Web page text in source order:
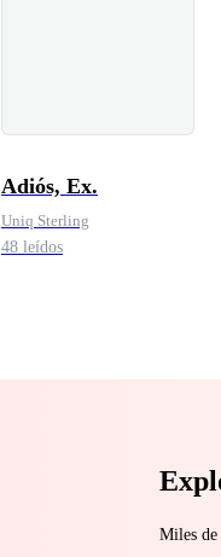
Adiós, Ex.
Uniq Sterling
48 leídos
Miles de